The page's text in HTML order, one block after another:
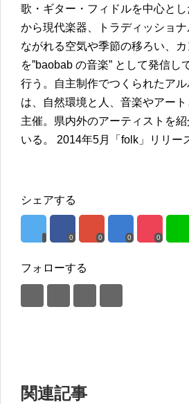
歌・ギター・フィドルを中心と
から現代楽器、トラディッショ
ながれる空気や季節の移ろい、
を”baobab の音楽” として発信
行う。自主制作でつくられたア
は、自然環境と人、音楽やアー
主催。県内外のアーティストを
いる。 2014年5月「folk」リリー
シェアする
0 0 0 0
フォローする
関連記事